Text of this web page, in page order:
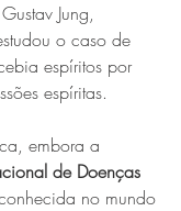
Jung,
o caso de
espíritos por
espíritas.
embora a
de Doenças
no mundo